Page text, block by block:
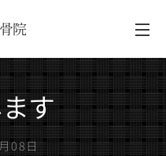
院
す
08日